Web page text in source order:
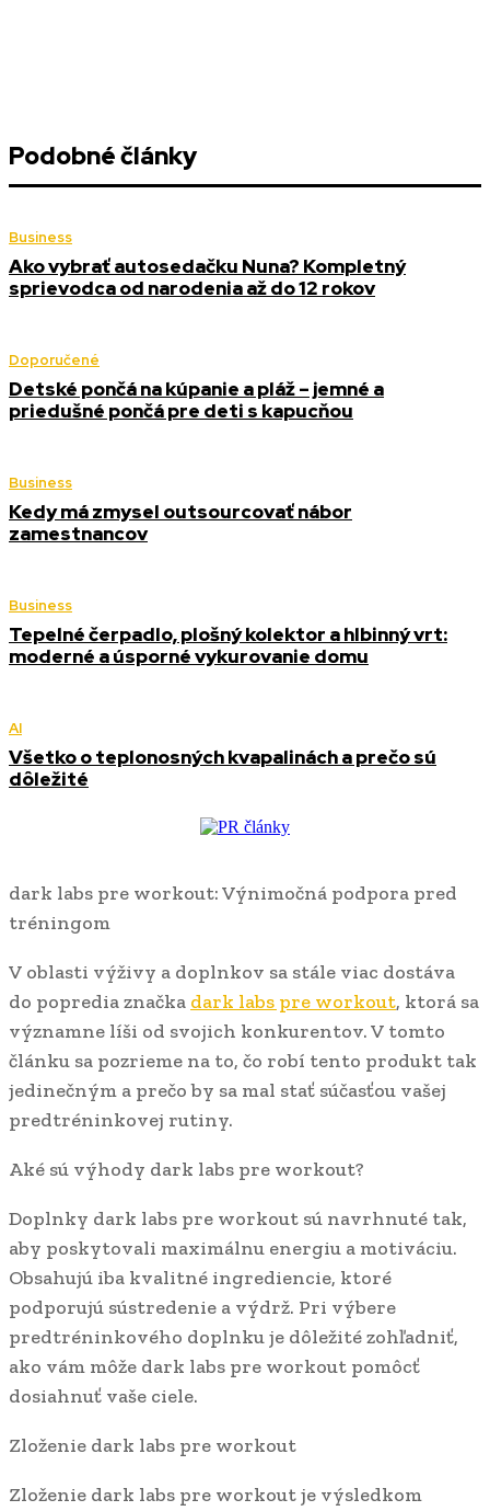
Podobné články
Business
Ako vybrať autosedačku Nuna? Kompletný
sprievodca od narodenia až do 12 rokov
Doporučené
Detské pončá na kúpanie a pláž – jemné a
priedušné pončá pre deti s kapucňou
Business
Kedy má zmysel outsourcovať nábor
zamestnancov
Business
Tepelné čerpadlo, plošný kolektor a hlbinný vrt:
moderné a úsporné vykurovanie domu
AI
Všetko o teplonosných kvapalinách a prečo sú
dôležité
dark labs pre workout: Výnimočná podpora pred
tréningom
V oblasti výživy a doplnkov sa stále viac dostáva
do popredia značka dark labs pre workout, ktorá sa
významne líši od svojich konkurentov. V tomto
článku sa pozrieme na to, čo robí tento produkt tak
jedinečným a prečo by sa mal stať súčasťou vašej
predtréninkovej rutiny.
Aké sú výhody dark labs pre workout?
Doplnky dark labs pre workout sú navrhnuté tak,
aby poskytovali maximálnu energiu a motiváciu.
Obsahujú iba kvalitné ingrediencie, ktoré
podporujú sústredenie a výdrž. Pri výbere
predtréninkového doplnku je dôležité zohľadniť,
ako vám môže dark labs pre workout pomôcť
dosiahnuť vaše ciele.
Zloženie dark labs pre workout
Zloženie dark labs pre workout je výsledkom